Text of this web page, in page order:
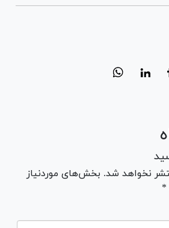
نخواهد شد. بخش‌های موردنیاز
*